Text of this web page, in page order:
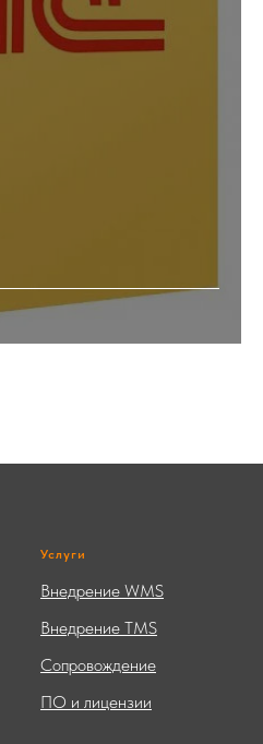
Услуги
Внедрение WMS
Внедрение TMS
Сопровождение
ПО и лицензии